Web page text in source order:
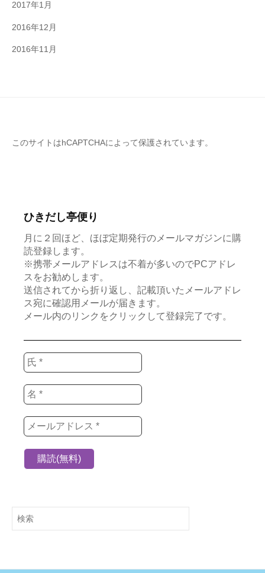
2017年1月
2016年12月
2016年11月
このサイトはhCAPTCHAによって保護されています。
ひきだし亭便り
月に２回ほど、ほぼ定期発行のメールマガジンに購
読登録します。
※携帯メールアドレスは不着が多いのでPCアドレ
スをお勧めします。
送信されてから折り返し、記載頂いたメールアドレ
ス宛に確認用メールが届きます。
メール内のリンクをクリックして登録完了です。
検